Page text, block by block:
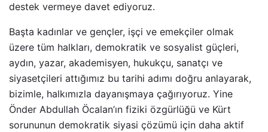
destek vermeye davet ediyoruz.
Başta kadınlar ve gençler, işçi ve emekçiler olmak
üzere tüm halkları, demokratik ve sosyalist güçleri,
aydın, yazar, akademisyen, hukukçu, sanatçı ve
siyasetçileri attığımız bu tarihi adımı doğru anlayarak,
bizimle, halkımızla dayanışmaya çağırıyoruz. Yine
Önder Abdullah Öcalan’ın fiziki özgürlüğü ve Kürt
sorununun demokratik siyasi çözümü için daha aktif